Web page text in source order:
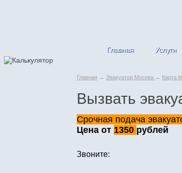
Главная Услуги
Главная → Эвакуатор Москва → Карта
Вызвать
Срочная подача
Цена от 1350 рублей
Звоните: